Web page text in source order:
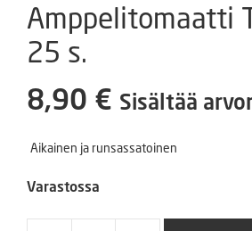
Amppelitomaatti
25 s.
8,90 € Sisältää
Aikainen ja runsassatoinen
Varastossa